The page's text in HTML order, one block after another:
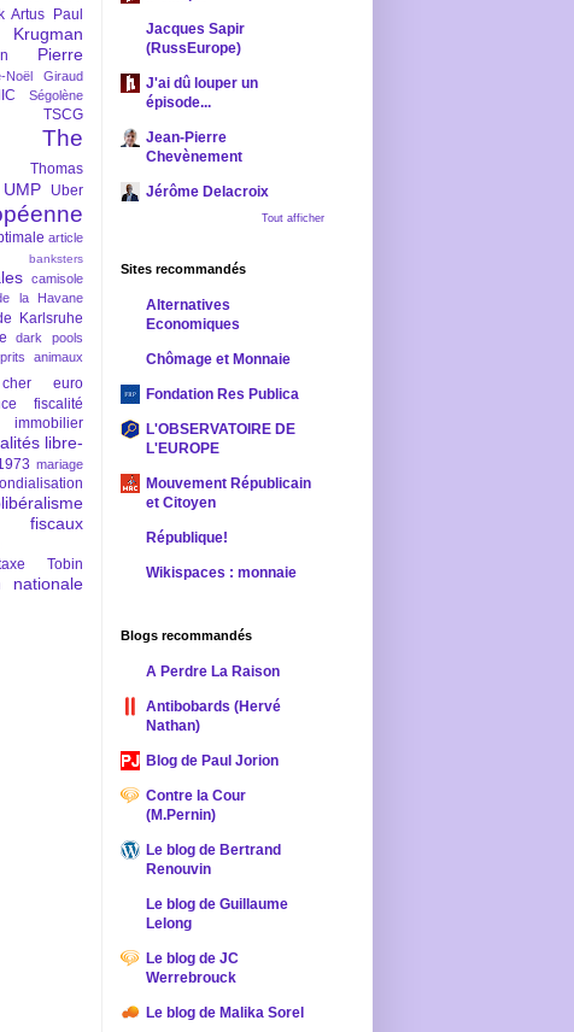
Artus
Paul
Pierre
Noël Giraud
Ségolène
TSCG
The
Thomas
UMP Uber
article
banksters
camisole
la Havane
Karlsruhe
dark pools
animaux
euro
fiscalité
immobilier
libre-
mariage
Tobin
nationale
Jacques Sapir
(RussEurope)
J'ai dû louper un
épisode...
Jean-Pierre
Chevènement
Jérôme Delacroix
Tout afficher
Sites recommandés
Alternatives
Economiques
Chômage et Monnaie
Fondation Res Publica
L'OBSERVATOIRE DE
L'EUROPE
Mouvement Républicain
et Citoyen
République!
Wikispaces : monnaie
Blogs recommandés
A Perdre La Raison
Antibobards (Hervé
Nathan)
Blog de Paul Jorion
Contre la Cour
(M.Pernin)
Le blog de Bertrand
Renouvin
Le blog de Guillaume
Lelong
Le blog de JC
Werrebrouck
Le blog de Malika Sorel